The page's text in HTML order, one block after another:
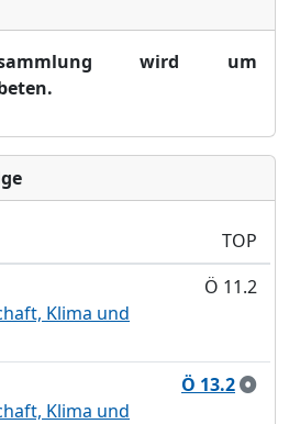
wird um
TOP
Ö 11.2
Klima und
Ö 13.2
Klima und